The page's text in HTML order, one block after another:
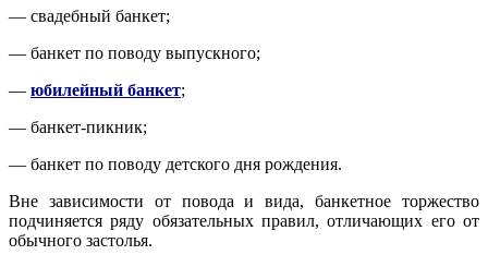
— свадебный банкет;
— банкет по поводу выпускного;
— юбилейный банкет;
— банкет-пикник;
— банкет по поводу детского дня рождения.
Вне зависимости от повода и вида, банкетное торжество
подчиняется ряду обязательных правил, отличающих его от
обычного застолья.